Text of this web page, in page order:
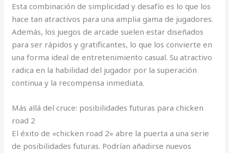
Esta combinación de simplicidad y desafío es lo que los
hace tan atractivos para una amplia gama de jugadores.
Además, los juegos de arcade suelen estar diseñados
para ser rápidos y gratificantes, lo que los convierte en
una forma ideal de entretenimiento casual. Su atractivo
radica en la habilidad del jugador por la superación
continua y la recompensa inmediata.
Más allá del cruce: posibilidades futuras para chicken
road 2
El éxito de «chicken road 2» abre la puerta a una serie
de posibilidades futuras. Podrían añadirse nuevos